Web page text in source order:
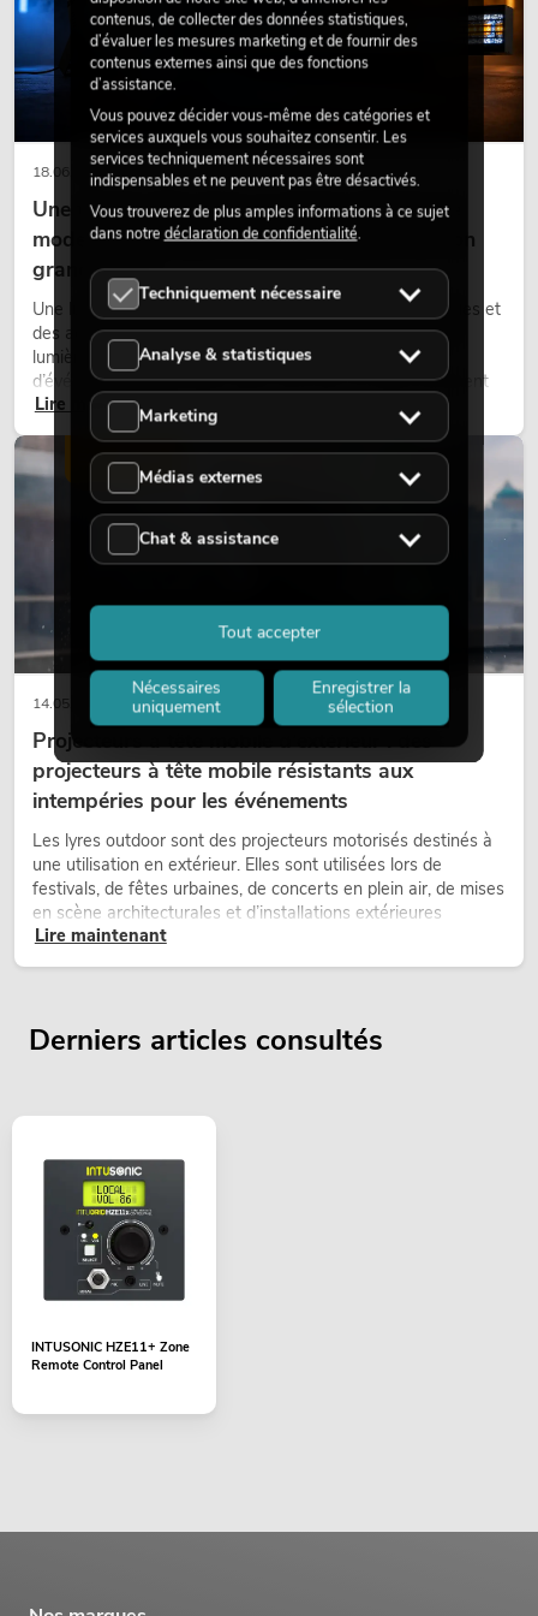
18.06.2026
Une touche rétro dans un design d'éclairage
moderne : pourquoi la lumière chaude fait son
grand retour
Une lumière très chaude, des surfaces lumineuses visibles et
des accents colorés caractérisent de nombreux designs
lumière actuels sur les scènes, dans les clubs et lors
d’événements. La lumière rétro n’est pas un effet purement
nostalgique, mais un outil de conception utilisé de manière
ciblée : elle crée une atmosphère, donne du caractère aux
scènes et peut rendre les configurations LED techniques plus
émotionnelles.
Lire maintenant
14.05.2026
Projecteurs à tête mobile d'extérieur : des
projecteurs à tête mobile résistants aux
intempéries pour les événements
Les lyres outdoor sont des projecteurs motorisés destinés à
une utilisation en extérieur. Elles sont utilisées lors de
festivals, de fêtes urbaines, de concerts en plein air, de mises
en scène architecturales et d’installations extérieures
temporaires.
Lire maintenant
ÉCLAIRAGE
Derniers articles consultés
INTUSONIC HZE11+ Zone
Remote Control Panel
contenus, de collecter des données statistiques,
d’évaluer les mesures marketing et de fournir des
contenus externes ainsi que des fonctions
d’assistance.
Vous pouvez décider vous-même des catégories et
services auxquels vous souhaitez consentir. Les
services techniquement nécessaires sont
indispensables et ne peuvent pas être désactivés.
Vous trouverez de plus amples informations à ce sujet
dans notre déclaration de confidentialité.
Techniquement nécessaire
Analyse & statistiques
Marketing
Médias externes
Chat & assistance
Nécessaires
uniquement
Enregistrer la
sélection
Tout accepter